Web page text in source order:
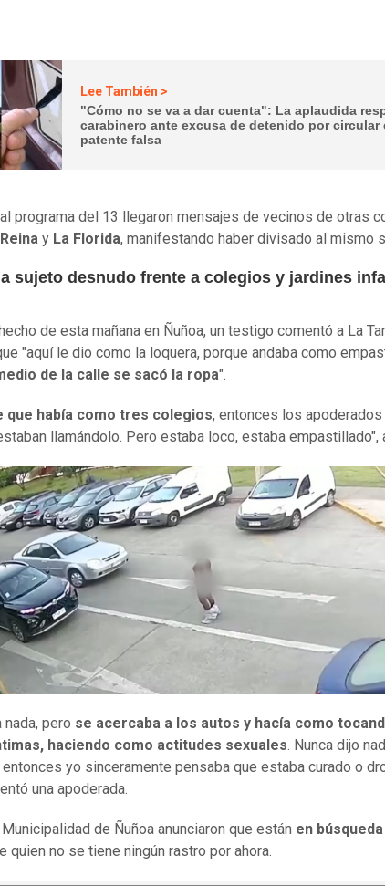
Lee También >
"Cómo no se va a dar cuenta": La aplaudida
carabinero ante excusa de detenido por circular
patente falsa
programa del 13 llegaron mensajes de vecinos de otras
y La Florida, manifestando haber divisado al mismo
sujeto desnudo frente a colegios y jardines
de esta mañana en Ñuñoa, un testigo comentó a La
"aquí le dio como la loquera, porque andaba como
de la calle se sacó la ropa".
que había como tres colegios, entonces los
llamándolo. Pero estaba loco, estaba empastillado",
pero se acercaba a los autos y hacía como
haciendo como actitudes sexuales. Nunca dijo
yo sinceramente pensaba que estaba curado o
una apoderada.
de Ñuñoa anunciaron que están en
quien no se tiene ningún rastro por ahora.